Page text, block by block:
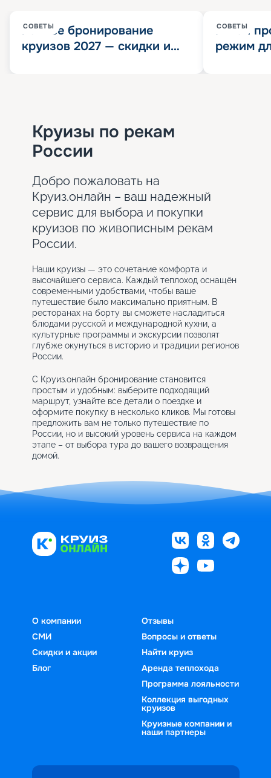
СОВЕТЫ
Раннее бронирование
круизов 2027 — скидки и
СОВЕТЫ
Китай
режим
Круизы по рекам
России
Добро пожаловать на
Круиз.онлайн – ваш надежный
сервис для выбора и покупки
круизов по живописным рекам
России.
Наши круизы — это сочетание комфорта и
высочайшего сервиса. Каждый теплоход оснащён
современными удобствами, чтобы ваше
путешествие было максимально приятным. В
ресторанах на борту вы сможете насладиться
блюдами русской и международной кухни, а
культурные программы и экскурсии позволят
глубже окунуться в историю и традиции регионов
России.
С Круиз.онлайн бронирование становится
простым и удобным: выберите подходящий
маршрут, узнайте все детали о поездке и
оформите покупку в несколько кликов. Мы готовы
предложить вам не только путешествие по
России, но и высокий уровень сервиса на каждом
этапе – от выбора тура до вашего возвращения
домой.
О компании
СМИ
Скидки и акции
Блог
Отзывы
Вопросы и ответы
Найти круиз
Аренда теплохода
Программа лояльности
Коллекция выгодных
круизов
Круизные компании и
наши партнеры